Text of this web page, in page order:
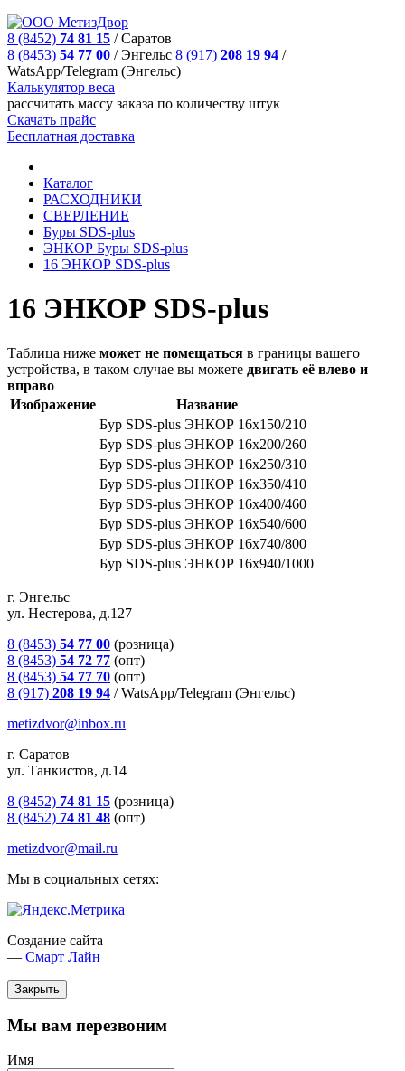
8 (8452) 74 81 15 /Саратов
8 (8453) 54 77 00 /Энгельс 8 (917) 208 19 94 /
WatsApp/Telegram (Энгельс)
Калькулятор веса
рассчитать массу заказа по количеству штук
Скачать прайс
Бесплатная доставка
Каталог
РАСХОДНИКИ
СВЕРЛЕНИЕ
Буры SDS-plus
ЭНКОР Буры SDS-plus
16 ЭНКОР SDS-plus
16 ЭНКОР SDS-plus
Таблица ниже может не помещаться в границы вашего
устройства, в таком случае вы можете двигать её влево и
вправо
Изображение
Название
Бур SDS-рlus ЭНКОР 16х150/210
Бур SDS-рlus ЭНКОР 16х200/260
Бур SDS-рlus ЭНКОР 16х250/310
Бур SDS-рlus ЭНКОР 16х350/410
Бур SDS-рlus ЭНКОР 16х400/460
Бур SDS-рlus ЭНКОР 16х540/600
Бур SDS-рlus ЭНКОР 16х740/800
Бур SDS-рlus ЭНКОР 16х940/1000
г. Энгельс
ул. Нестерова, д.127
8 (8453) 54 77 00 (розница)
8 (8453) 54 72 77 (опт)
8 (8453) 54 77 70 (опт)
8 (917) 208 19 94 /WatsApp/Telegram (Энгельс)
metizdvor@inbox.ru
г. Саратов
ул. Танкистов, д.14
8 (8452) 74 81 15 (розница)
8 (8452) 74 81 48 (опт)
metizdvor@mail.ru
Мы в социальных сетях:
Создание сайта
— Смарт Лайн
Закрыть
Мы вам перезвоним
Имя